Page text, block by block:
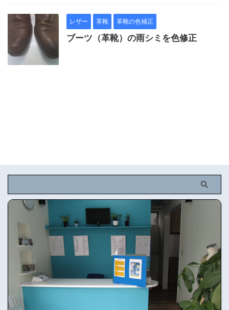
レザー 革靴 革靴の色補正
ブーツ（革靴）の雨シミを色修正